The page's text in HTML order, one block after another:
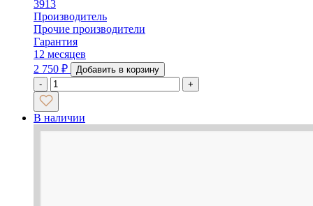
3913
Производитель
Прочие производители
Гарантия
12 месяцев
2 750 ₽
Добавить в корзину
-
+
В наличии